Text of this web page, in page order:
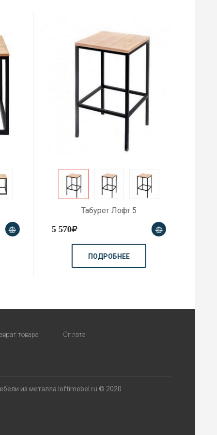
Табурет Лофт 5
5 570
ПОДРОБНЕЕ
товара Оплата
из металла loftimebel.ru © 2020